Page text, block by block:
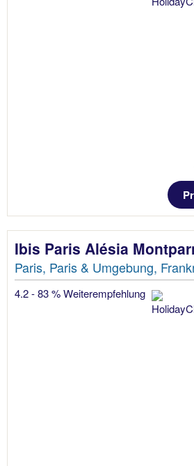
Ibis Paris Alésia
Paris, Paris & Umgebung,
4.2 - 83 % Weiterempfehlung